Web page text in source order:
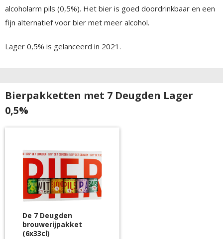
alcoholarm pils (0,5%). Het bier is goed doordrinkbaar en een
fijn alternatief voor bier met meer alcohol.
Lager 0,5% is gelanceerd in 2021.
Bierpakketten met 7 Deugden Lager
0,5%
De 7 Deugden
brouwerijpakket
(6x33cl)